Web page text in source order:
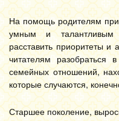
На помощь родителям
умным и
расставить приоритеты
читателям разобраться
семейных отношений,
которые случаются,
Старшее поколение,